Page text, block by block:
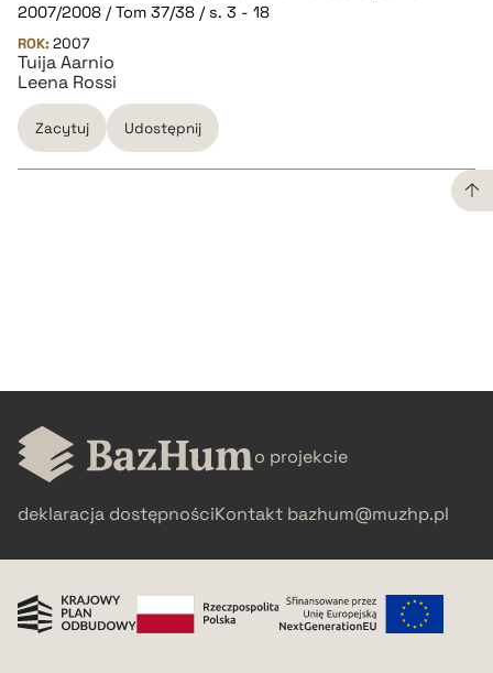
2007/2008 / Tom 37/38 / s. 3 - 18
ROK: 2007
Tuija Aarnio
Leena Rossi
Zacytuj Udostępnij
pobierz cytat
o projekcie
deklaracja dostępnościKontakt bazhum@muzhp.pl